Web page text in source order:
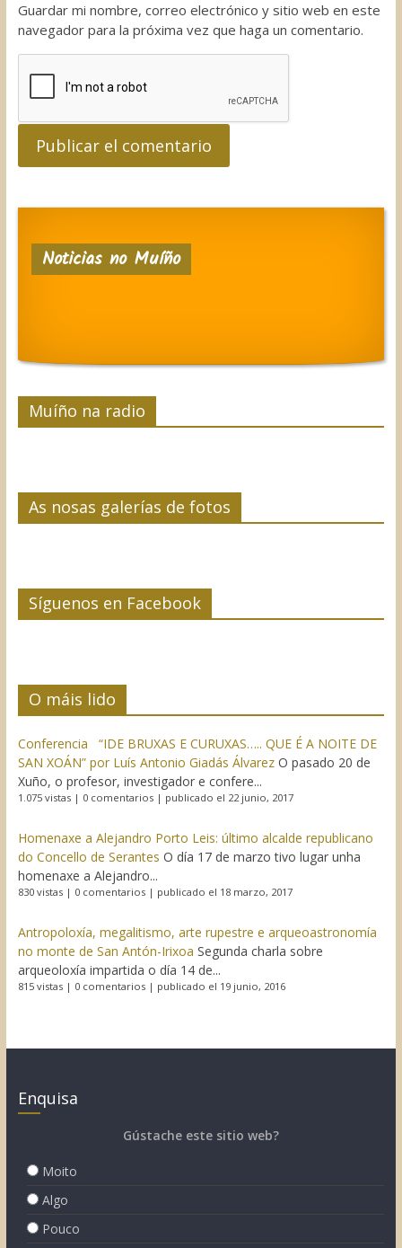
Guardar mi nombre, correo electrónico y sitio web en este
navegador para la próxima vez que haga un comentario.
Noticias no Muíño
Muíño na radio
As nosas galerías de fotos
Síguenos en Facebook
O máis lido
Conferencia “IDE BRUXAS E CURUXAS….. QUE É A NOITE DE
SAN XOÁN” por Luís Antonio Giadás Álvarez O pasado 20 de
Xuño, o profesor, investigador e confere...
1.075 vistas| 0 comentarios| publicado el 22 junio, 2017
Homenaxe a Alejandro Porto Leis: último alcalde republicano
do Concello de Serantes O día 17 de marzo tivo lugar unha
homenaxe a Alejandro...
830 vistas| 0 comentarios| publicado el 18 marzo, 2017
Antropoloxía, megalitismo, arte rupestre e arqueoastronomía
no monte de San Antón-Irixoa Segunda charla sobre
arqueoloxía impartida o día 14 de...
815 vistas| 0 comentarios| publicado el 19 junio, 2016
Enquisa
Gústache este sitio web?
Moito
Algo
Pouco